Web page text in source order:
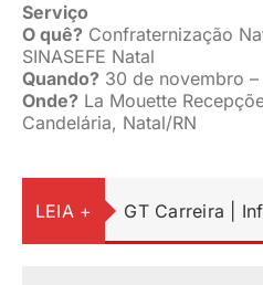
Serviço
O quê? Confraternização
SINASEFE Natal
Quando? 30 de novembro
Onde? La Mouette
Candelária, Natal/RN
LEIA + GT Carreira |